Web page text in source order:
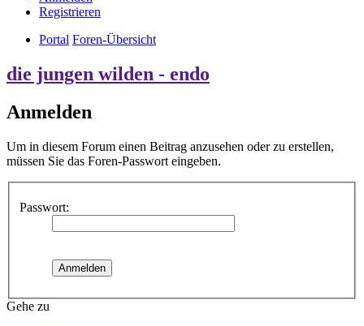
Registrieren
Portal Foren-Übersicht
die jungen wilden - endo
Anmelden
Um in diesem Forum einen Beitrag anzusehen oder zu erstellen,
müssen Sie das Foren-Passwort eingeben.
Passwort:
Gehe zu